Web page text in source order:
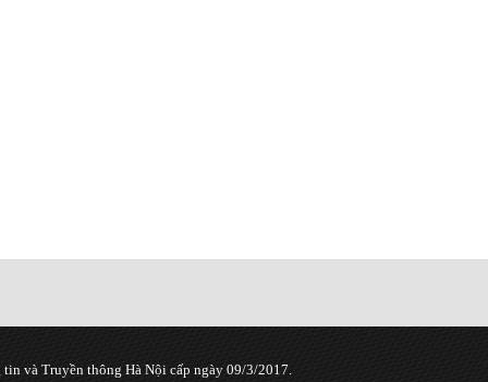
và Truyền thông Hà Nội cấp ngày 09/3/2017.